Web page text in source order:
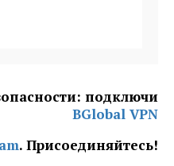
подключи
BGlobal VPN
. Присоединяйтесь!